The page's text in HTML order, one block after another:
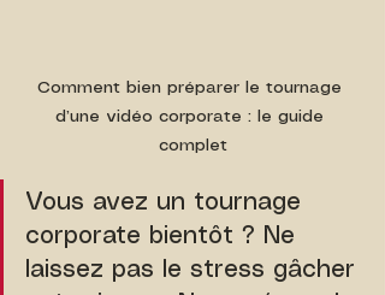
Comment bien préparer le tournage
d’une vidéo corporate : le guide
complet
Vous avez un tournage
corporate bientôt ? Ne
laissez pas le stress gâcher